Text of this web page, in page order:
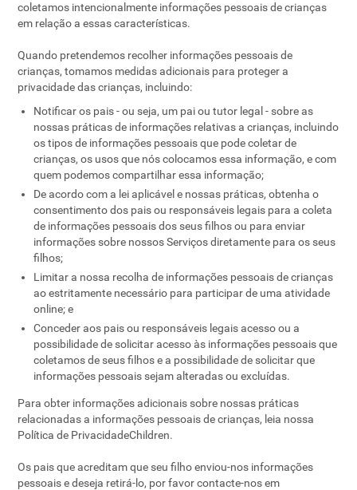
coletamos intencionalmente informações pessoais de crianças
em relação a essas características.
Quando pretendemos recolher informações pessoais de
crianças, tomamos medidas adicionais para proteger a
privacidade das crianças, incluindo:
Notificar os pais - ou seja, um pai ou tutor legal - sobre as
nossas práticas de informações relativas a crianças, incluindo
os tipos de informações pessoais que pode coletar de
crianças, os usos que nós colocamos essa informação, e com
quem podemos compartilhar essa informação;
De acordo com a lei aplicável e nossas práticas, obtenha o
consentimento dos pais ou responsáveis ​​legais para a coleta
de informações pessoais dos seus filhos ou para enviar
informações sobre nossos Serviços diretamente para os seus
filhos;
Limitar a nossa recolha de informações pessoais de crianças
ao estritamente necessário para participar de uma atividade
online; e
Conceder aos pais ou responsáveis ​​legais acesso ou a
possibilidade de solicitar acesso às informações pessoais que
coletamos de seus filhos e a possibilidade de solicitar que
informações pessoais sejam alteradas ou excluídas.
Para obter informações adicionais sobre nossas práticas
relacionadas a informações pessoais de crianças, leia nossa
Política de PrivacidadeChildren.
Os pais que acreditam que seu filho enviou-nos informações
pessoais e deseja retirá-lo, por favor contacte-nos em